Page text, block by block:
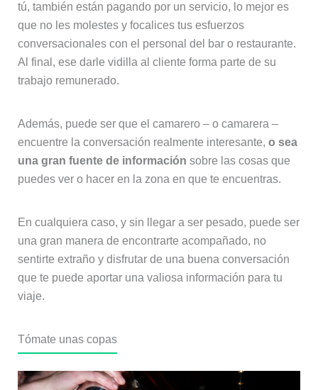
tú, también están pagando por un servicio, lo mejor es
que no les molestes y focalices tus esfuerzos
conversacionales con el personal del bar o restaurante.
Al final, ese darle vidilla al cliente forma parte de su
trabajo remunerado.
Además, puede ser que el camarero – o camarera –
encuentre la conversación realmente interesante, o sea
una gran fuente de información sobre las cosas que
puedes ver o hacer en la zona en que te encuentras.
En cualquiera caso, y sin llegar a ser pesado, puede ser
una gran manera de encontrarte acompañado, no
sentirte extraño y disfrutar de una buena conversación
que te puede aportar una valiosa información para tu
viaje.
Tómate unas copas